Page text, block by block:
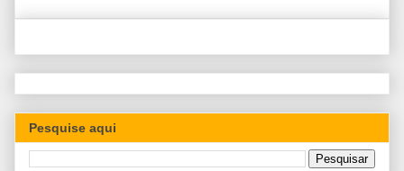
Pesquise aqui